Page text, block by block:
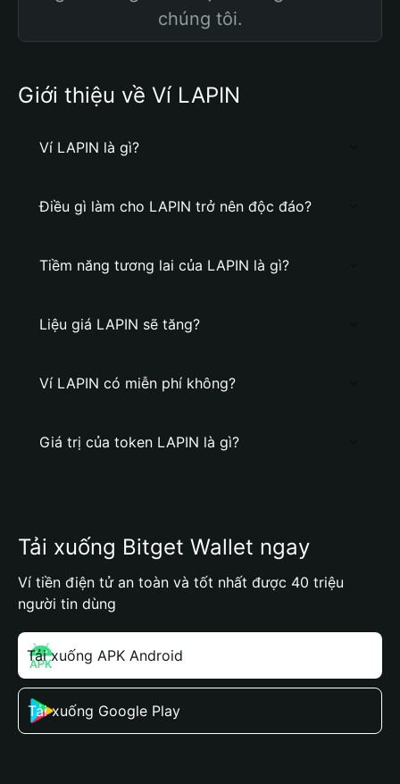
chúng tôi.
Giới thiệu về Ví LAPIN
Ví LAPIN là gì?
Điều gì làm cho LAPIN trở nên độc đáo?
Tiềm năng tương lai của LAPIN là gì?
Liệu giá LAPIN sẽ tăng?
Ví LAPIN có miễn phí không?
Giá trị của token LAPIN là gì?
Tải xuống Bitget Wallet ngay
Ví tiền điện tử an toàn và tốt nhất được 40 triệu
người tin dùng
Tải xuống APK Android
Tải xuống Google Play